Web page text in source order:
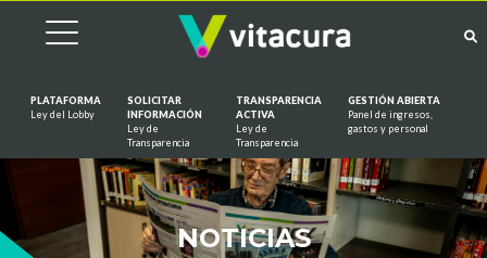
PLATAFORMA
Ley del Lobby
SOLICITAR
INFORMACIÓN
Ley de
Transparencia
TRANSPARENCIA
ACTIVA
Ley de
Transparencia
GESTIÓN ABIERTA
Panel de ingresos,
gastos y personal
NOTICIAS